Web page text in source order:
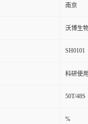
南京
沃博生
SH0101
科研使
50T/48S
%